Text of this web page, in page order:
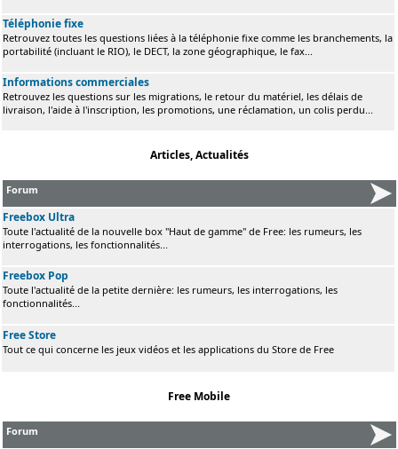
Téléphonie fixe
Retrouvez toutes les questions liées à la téléphonie fixe comme les branchements, la
portabilité (incluant le RIO), le DECT, la zone géographique, le fax...
Informations commerciales
Retrouvez les questions sur les migrations, le retour du matériel, les délais de
livraison, l'aide à l'inscription, les promotions, une réclamation, un colis perdu...
Articles, Actualités
Forum
Freebox Ultra
Toute l'actualité de la nouvelle box "Haut de gamme" de Free: les rumeurs, les
interrogations, les fonctionnalités...
Freebox Pop
Toute l'actualité de la petite dernière: les rumeurs, les interrogations, les
fonctionnalités...
Free Store
Tout ce qui concerne les jeux vidéos et les applications du Store de Free
Free Mobile
Forum